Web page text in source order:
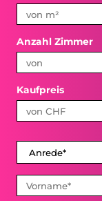
Anzahl Zimmer
Kaufpreis